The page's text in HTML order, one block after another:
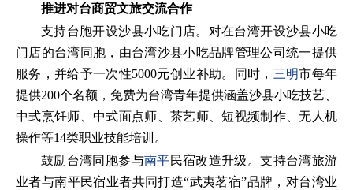
推进对台商贸文旅交流合作
支持台胞开设沙县小吃门店。对在台湾开设沙县小吃
门店的台湾同胞，由台湾沙县小吃品牌管理公司统一提供
服务，并给予一次性5000元创业补助。同时， 三明市每年
提供200个名额，免费为台湾青年提供涵盖沙县小吃技艺、
中式烹饪师、中式面点师、茶艺师、短视频制作、无人机
操作等14类职业技能培训。
鼓励台湾同胞参与南平民宿改造升级。支持台湾旅游
业者与南平民宿业者共同打造“武夷茗宿”品牌，对台湾业